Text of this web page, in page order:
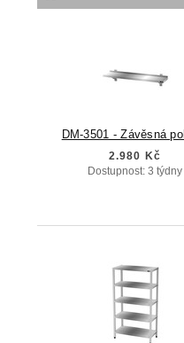
DM-3501 - Závěsná
2.980 Kč
Dostupnost: 3 týdny